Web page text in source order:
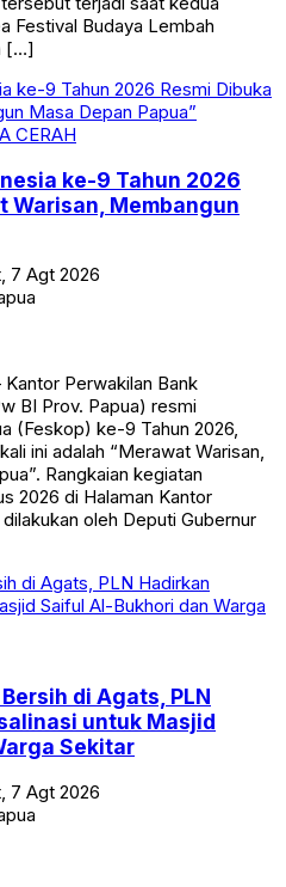
Festival Budaya Lembah
[…]
CERAH
ke-9 Tahun 2026
Warisan, Membangun
7 Agt 2026
Perwakilan Bank
BI Prov. Papua) resmi
(Feskop) ke-9 Tahun 2026,
ini adalah “Merawat Warisan,
Rangkaian kegiatan
2026 di Halaman Kantor
oleh Deputi Gubernur
di Agats, PLN
untuk Masjid
Sekitar
7 Agt 2026